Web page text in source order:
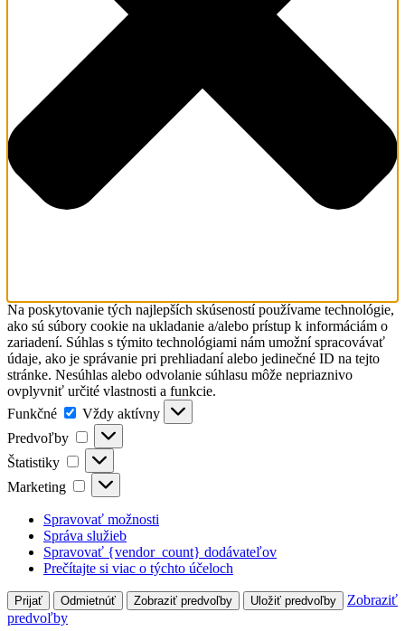
Na poskytovanie tých najlepších skúseností používame technológie,
ako sú súbory cookie na ukladanie a/alebo prístup k informáciám o
zariadení. Súhlas s týmito technológiami nám umožní spracovávať
údaje, ako je správanie pri prehliadaní alebo jedinečné ID na tejto
stránke. Nesúhlas alebo odvolanie súhlasu môže nepriaznivo
ovplyvniť určité vlastnosti a funkcie.
Funkčné
Funkčné
Vždy aktívny
Predvoľby
Predvoľby
Štatistiky Štatistiky
Marketing Marketing
Spravovať možnosti
Správa služieb
Spravovať {vendor_count} dodávateľov
Prečítajte si viac o týchto účeloch
Prijať Odmietnúť Zobraziť predvoľby Uložiť predvoľby
Zobraziť
predvoľby